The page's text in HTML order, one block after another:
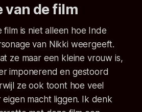
van de film
film is niet alleen hoe Inde
van Nikki weergeeft.
ze maar een kleine vrouw is,
imponerend en gestoord
ze ook toont hoe veel
macht liggen. Ik denk